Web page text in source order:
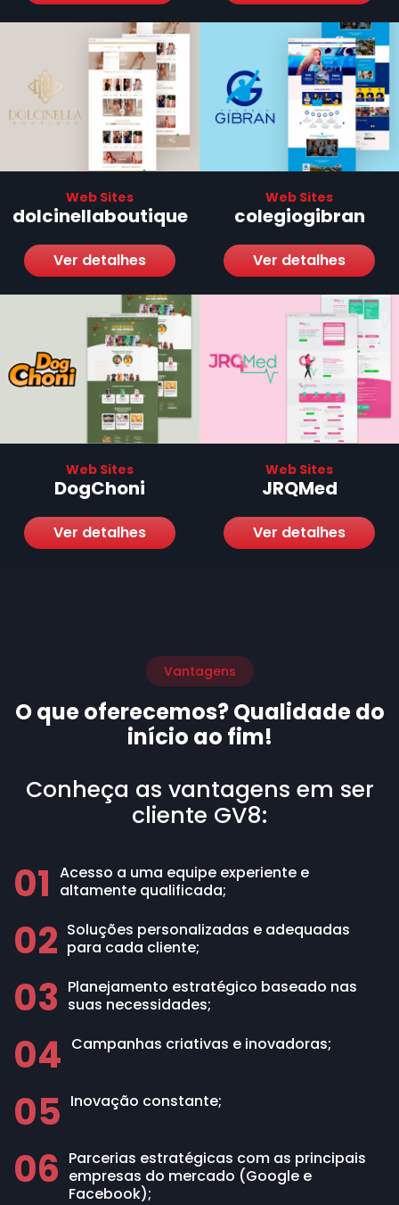
Web Sites
dolcinellaboutique
Ver detalhes
Web Sites
colegiogibran
Ver detalhes
Web Sites
DogChoni
Ver detalhes
Web Sites
JRQMed
Ver detalhes
Vantagens
O que oferecemos? Qualidade do
início ao fim!
Conheça as vantagens em ser
cliente GV8:
01 Acesso a uma equipe experiente e
altamente qualificada;
02 Soluções personalizadas e adequadas
para cada cliente;
03 Planejamento estratégico baseado nas
suas necessidades;
04 Campanhas criativas e inovadoras;
05 Inovação constante;
06 Parcerias estratégicas com as principais
empresas do mercado (Google e
Facebook);